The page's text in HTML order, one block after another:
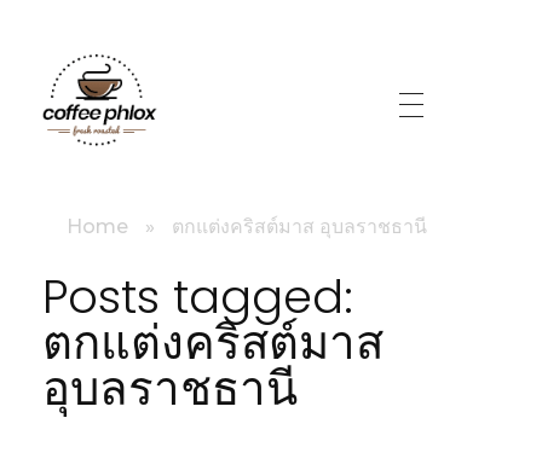
Home » ตกแต่งคริสต์มาส อุบลราชธานี
Posts tagged:
ตกแต่งคริสต์มาส
อุบลราชธานี